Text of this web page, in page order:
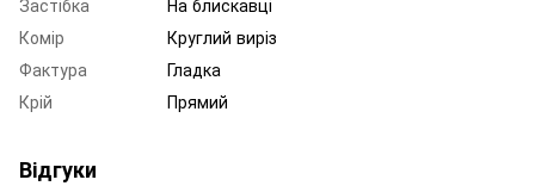
Комір
Круглий виріз
Фактура
Гладка
Крій
Прямий
Відгуки